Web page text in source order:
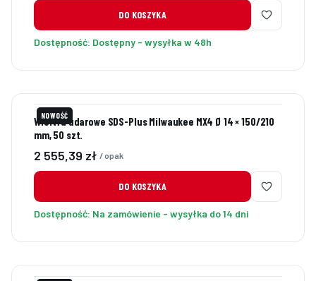
DO KOSZYKA
Dostępność: Dostępny - wysyłka w 48h
NOWOŚĆ
Wiertła udarowe SDS-Plus Milwaukee MX4 Ø 14 × 150/210
mm, 50 szt.
Cena
2 555,39 zł / opak
DO KOSZYKA
Dostępność: Na zamówienie - wysyłka do 14 dni